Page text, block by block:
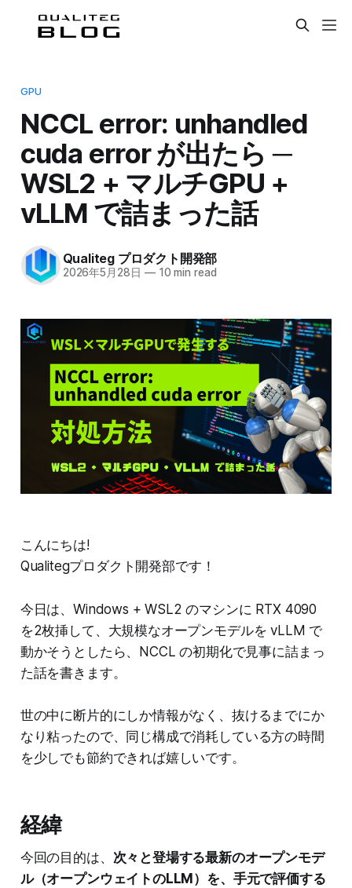
GPU
NCCL error: unhandled
cuda error が出たら ─
WSL2 + マルチGPU +
vLLM で詰まった話
Qualiteg プロダクト開発部
2026年5月28日 —10 min read
こんにちは!
Qualitegプロダクト開発部です！
今日は、Windows + WSL2 のマシンに RTX 4090
を2枚挿して、大規模なオープンモデルを vLLM で
動かそうとしたら、NCCL の初期化で見事に詰まっ
た話を書きます。
世の中に断片的にしか情報がなく、抜けるまでにか
なり粘ったので、同じ構成で消耗している方の時間
を少しでも節約できれば嬉しいです。
経緯
今回の目的は、 次々と登場する最新のオープンモデ
ル（オープンウェイトのLLM）を、手元で評価する